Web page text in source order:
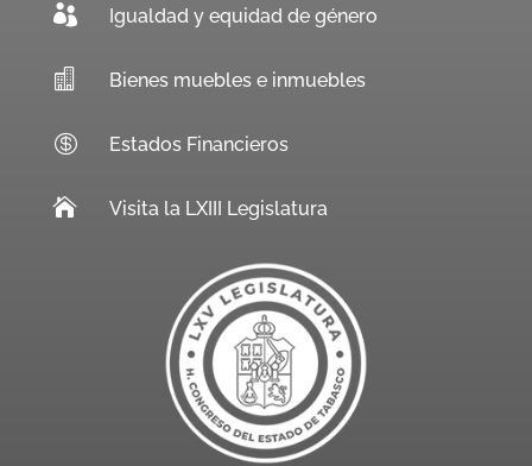
 Igualdad y equidad de género
 Bienes muebles e inmuebles
 Estados Financieros
 Visita la LXIII Legislatura